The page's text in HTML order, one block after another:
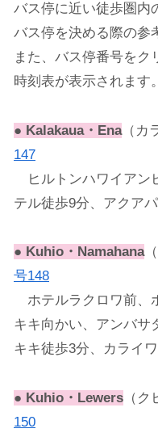
バス停に近い徒歩圏内
バス停を決める際の参
また、バス停番号をク
時刻表が表示されます。
● Kalakaua・Ena（カ
147
ヒルトンハワイアン
テル徒歩9分、アクア
● Kuhio・Namahana
号148
ホテルラクロワ前、
キキ向かい、アンバサ
キキ徒歩3分、カライ
● Kuhio・Lewers （
150